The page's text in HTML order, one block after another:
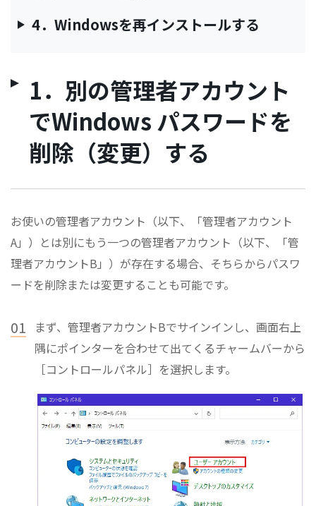
4．Windowsを再インストールする
1．別の管理者アカウント
でWindows パスワードを
削除（変更）する
お使いの管理者アカウント（以下、「管理者アカウント
A」）とは別にもう一つの管理者アカウント（以下、「管
理者アカウントB」）が存在する場合、そちらからパスワ
ードを削除または変更することも可能です。
01
まず、管理者アカウントBでサインインし、画面右上
隅にポインターを合わせて出てくるチャームバーから
［コントロールパネル］を選択します。